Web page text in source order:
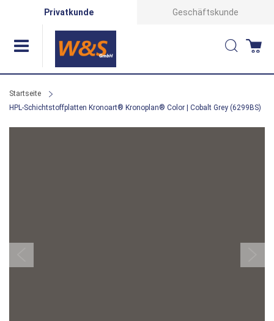
Privatkunde Geschäftskunde
Suche
Startseite
HPL-Schichtstoffplatten Kronoart® Kronoplan® Color | Cobalt Grey (6299BS)